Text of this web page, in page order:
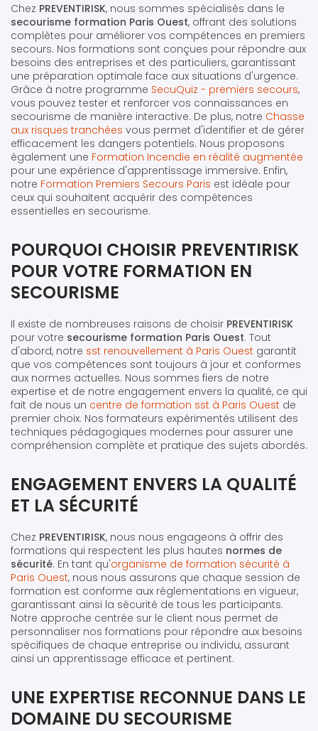
Chez PREVENTIRISK, nous sommes spécialisés dans le
secourisme formation Paris Ouest, offrant des solutions
complètes pour améliorer vos compétences en premiers
secours. Nos formations sont conçues pour répondre aux
besoins des entreprises et des particuliers, garantissant
une préparation optimale face aux situations d'urgence.
Grâce à notre programme SecuQuiz - premiers secours,
vous pouvez tester et renforcer vos connaissances en
secourisme de manière interactive. De plus, notre Chasse
aux risques tranchées vous permet d'identifier et de gérer
efficacement les dangers potentiels. Nous proposons
également une Formation Incendie en réalité augmentée
pour une expérience d'apprentissage immersive. Enfin,
notre Formation Premiers Secours Paris est idéale pour
ceux qui souhaitent acquérir des compétences
essentielles en secourisme.
POURQUOI CHOISIR PREVENTIRISK
POUR VOTRE FORMATION EN
SECOURISME
Il existe de nombreuses raisons de choisir PREVENTIRISK
pour votre secourisme formation Paris Ouest. Tout
d'abord, notre sst renouvellement à Paris Ouest garantit
que vos compétences sont toujours à jour et conformes
aux normes actuelles. Nous sommes fiers de notre
expertise et de notre engagement envers la qualité, ce qui
fait de nous un centre de formation sst à Paris Ouest de
premier choix. Nos formateurs expérimentés utilisent des
techniques pédagogiques modernes pour assurer une
compréhension complète et pratique des sujets abordés.
ENGAGEMENT ENVERS LA QUALITÉ
ET LA SÉCURITÉ
Chez PREVENTIRISK, nous nous engageons à offrir des
formations qui respectent les plus hautes normes de
sécurité. En tant qu'organisme de formation sécurité à
Paris Ouest, nous nous assurons que chaque session de
formation est conforme aux réglementations en vigueur,
garantissant ainsi la sécurité de tous les participants.
Notre approche centrée sur le client nous permet de
personnaliser nos formations pour répondre aux besoins
spécifiques de chaque entreprise ou individu, assurant
ainsi un apprentissage efficace et pertinent.
UNE EXPERTISE RECONNUE DANS LE
DOMAINE DU SECOURISME